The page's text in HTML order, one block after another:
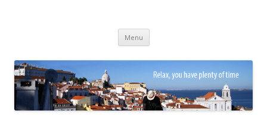
Menu Skip
content